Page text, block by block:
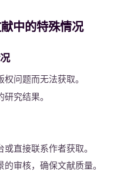
中的特殊情况
问题而无法获取。
究结果。
直接联系作者获取。
审核，确保文献质量。